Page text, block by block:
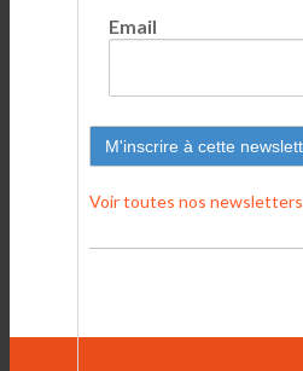
Email
Voir toutes nos newsletters